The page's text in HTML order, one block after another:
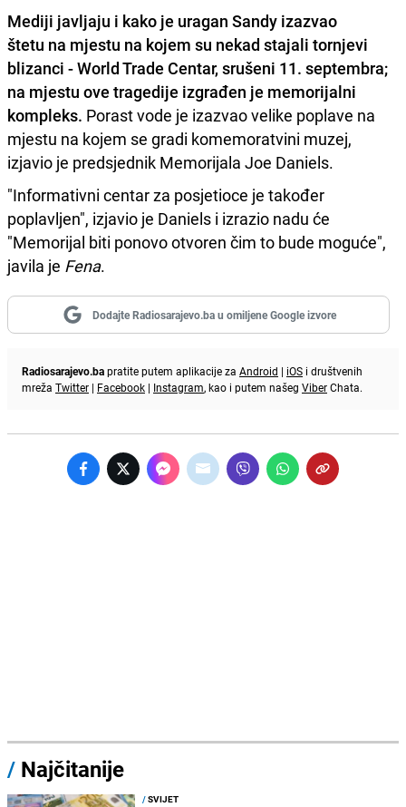
Mediji javljaju i kako je uragan Sandy izazvao
štetu na mjestu na kojem su nekad stajali tornjevi
blizanci - World Trade Centar, srušeni 11. septembra;
na mjestu ove tragedije izgrađen je memorijalni
kompleks. Porast vode je izazvao velike poplave na
mjestu na kojem se gradi komemoratvini muzej,
izjavio je predsjednik Memorijala Joe Daniels.
"Informativni centar za posjetioce je također
poplavljen", izjavio je Daniels i izrazio nadu će
"Memorijal biti ponovo otvoren čim to bude moguće",
javila je Fena.
Dodajte Radiosarajevo.ba u omiljene Google izvore
Radiosarajevo.bapratite putem aplikacije za Android | iOS i društvenih
mreža Twitter | Facebook | Instagram, kao i putem našeg ViberChata.
/ Najčitanije
/SVIJET